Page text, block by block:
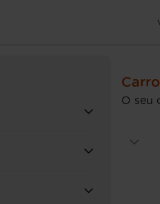
O seu